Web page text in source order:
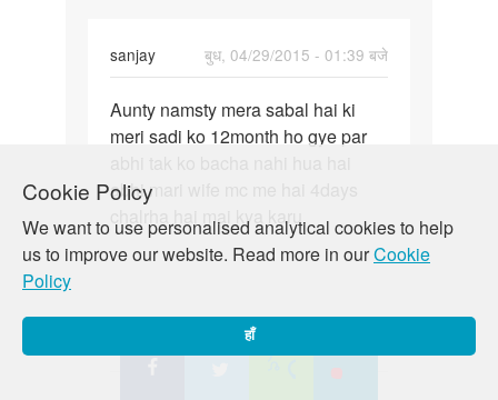
Cookie Policy
We want to use personalised analytical cookies to help
us to improve our website. Read more in ourCookie
Policy
हाँ
sanjay
बुध, 04/29/2015 - 01:39 बजे
Aunty
namsty
sabal
Aunty namsty mera sabal hai ki
meri sadi ko 12month ho gye par
abhi mari wife mc me hai 4days
chalrha hai mai kya karu
गुरु, 04/30/2015 - 04:58 बजे